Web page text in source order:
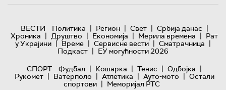
ВЕСТИ Политика | Регион | Свет | Србија данас |
Хроника | Друштво | Економија | Мерила времена | Рат
у Украјини | Време | Сервисне вести | Сматрачница |
Подкаст | ЕУ могућности 2026
СПОРТ
Фудбал | Кошарка | Тенис | Одбојка |
Рукомет | Ватерполо | Атлетика | Ауто-мото | Остали
спортови | Меморијал РТС